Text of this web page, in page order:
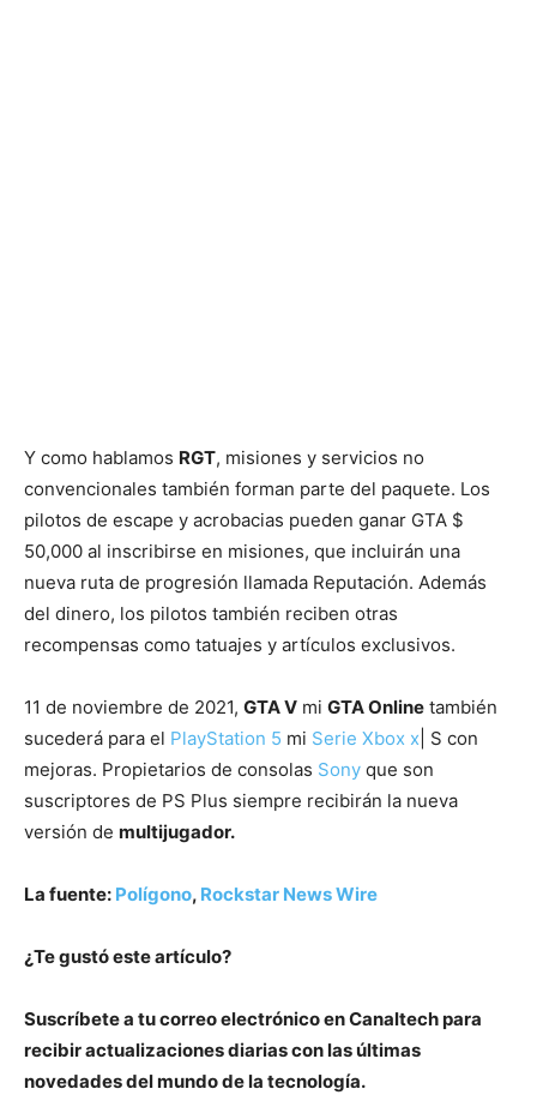
Y como hablamos RGT, misiones y servicios no
convencionales también forman parte del paquete. Los
pilotos de escape y acrobacias pueden ganar GTA $
50,000 al inscribirse en misiones, que incluirán una
nueva ruta de progresión llamada Reputación. Además
del dinero, los pilotos también reciben otras
recompensas como tatuajes y artículos exclusivos.
11 de noviembre de 2021, GTA V mi GTA Online también
sucederá para el PlayStation 5 mi Serie Xbox x | S con
mejoras. Propietarios de consolas Sony que son
suscriptores de PS Plus siempre recibirán la nueva
versión de multijugador.
La fuente: Polígono, Rockstar News Wire
¿Te gustó este artículo?
Suscríbete a tu correo electrónico en Canaltech para
recibir actualizaciones diarias con las últimas
novedades del mundo de la tecnología.